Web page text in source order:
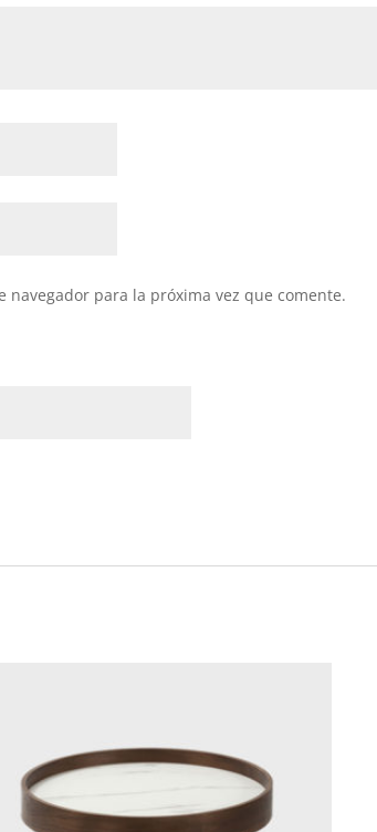
para la próxima vez que comente.